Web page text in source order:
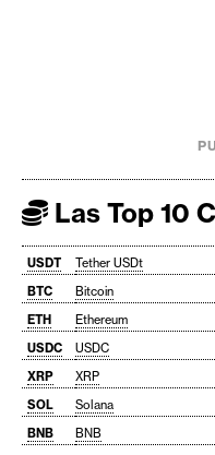
Las Top 10
USDT Tether USDt
BTC
Bitcoin
ETH
Ethereum
USDC
USDC
XRP
XRP
SOL
Solana
BNB
BNB